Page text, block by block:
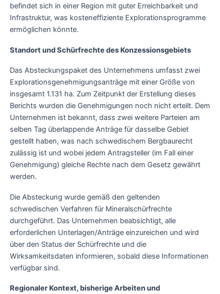
befindet sich in einer Region mit guter Erreichbarkeit und
Infrastruktur, was kosteneffiziente Explorationsprogramme
ermöglichen könnte.
Standort und Schürfrechte des Konzessionsgebiets
Das Absteckungspaket des Unternehmens umfasst zwei
Explorationsgenehmigungsanträge mit einer Größe von
insgesamt 1.131 ha. Zum Zeitpunkt der Erstellung dieses
Berichts wurden die Genehmigungen noch nicht erteilt. Dem
Unternehmen ist bekannt, dass zwei weitere Parteien am
selben Tag überlappende Anträge für dasselbe Gebiet
gestellt haben, was nach schwedischem Bergbaurecht
zulässig ist und wobei jedem Antragsteller (im Fall einer
Genehmigung) gleiche Rechte nach dem Gesetz gewährt
werden.
Die Absteckung wurde gemäß den geltenden
schwedischen Verfahren für Mineralschürfrechte
durchgeführt. Das Unternehmen beabsichtigt, alle
erforderlichen Unterlagen/Anträge einzureichen und wird
über den Status der Schürfrechte und die
Wirksamkeitsdaten informieren, sobald diese Informationen
verfügbar sind.
Regionaler Kontext, bisherige Arbeiten und